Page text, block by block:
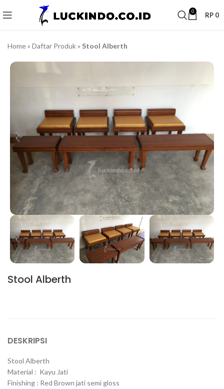
0 RP 0
Home» Daftar Produk» Stool Alberth
Stool Alberth
DESKRIPSI
Stool Alberth
Material : Kayu Jati
Finishing : Red Brown jati semi gloss